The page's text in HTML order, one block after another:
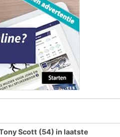
Scott (54) in laatste